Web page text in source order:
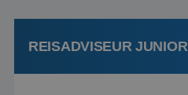
REISADVISEUR JUNIOR